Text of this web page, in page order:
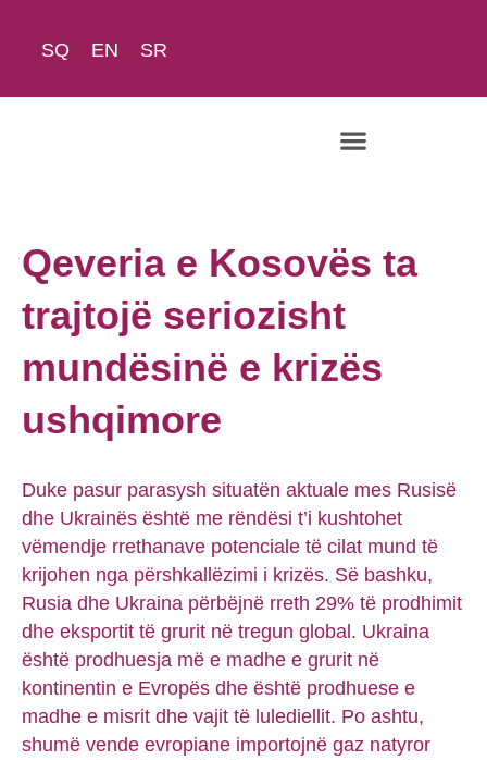
SQ EN SR
Qeveria e Kosovës ta
trajtojë seriozisht
mundësinë e krizës
ushqimore
Duke pasur parasysh situatën aktuale mes Rusisë
dhe Ukrainës është me rëndësi t’i kushtohet
vëmendje rrethanave potenciale të cilat mund të
krijohen nga përshkallëzimi i krizës. Së bashku,
Rusia dhe Ukraina përbëjnë rreth 29% të prodhimit
dhe eksportit të grurit në tregun global. Ukraina
është prodhuesja më e madhe e grurit në
kontinentin e Evropës dhe është prodhuese e
madhe e misrit dhe vajit të lulediellit. Po ashtu,
shumë vende evropiane importojnë gaz natyror